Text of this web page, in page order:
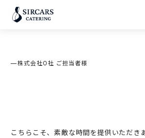
株式会社O社 ご担当者様
こちらこそ、素敵な時間を提供いただき